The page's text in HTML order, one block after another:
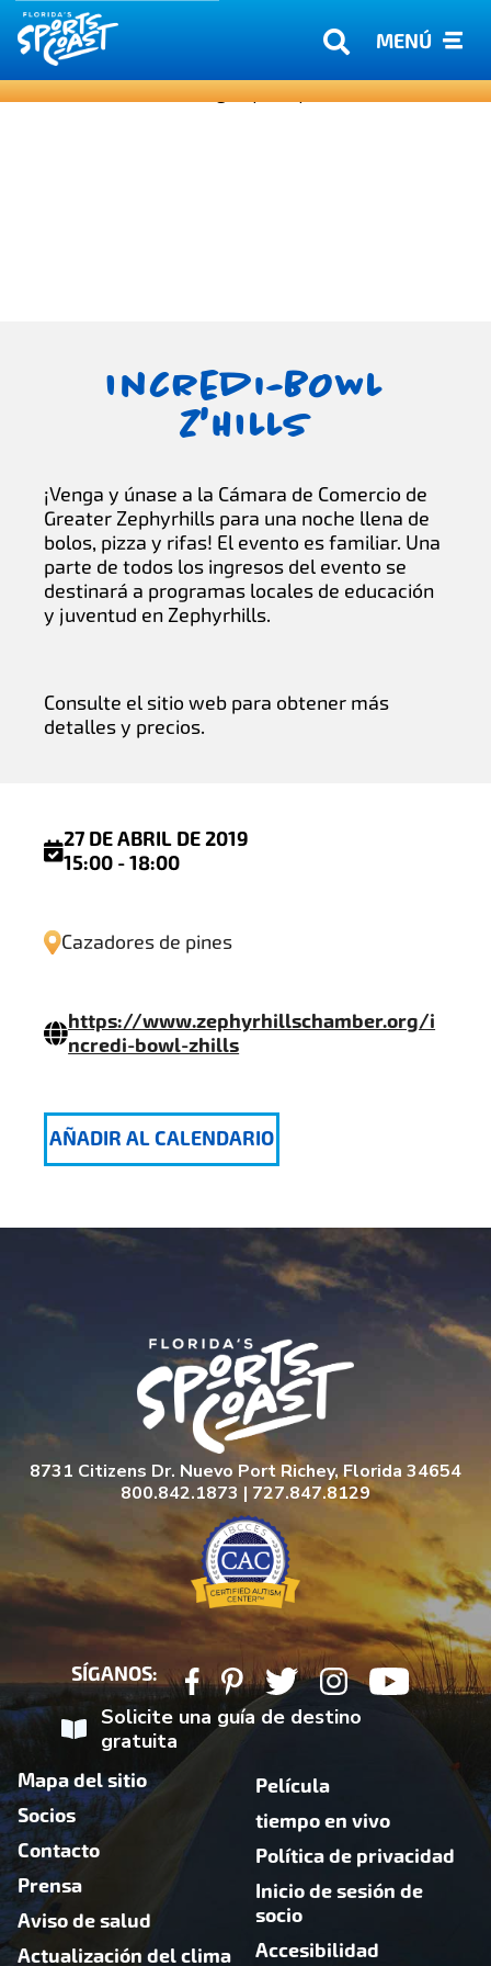
MENÚ
Incredi-BOWL
Z'HILLS
¡Venga y únase a la Cámara de Comercio de
Greater Zephyrhills para una noche llena de
bolos, pizza y rifas! El evento es familiar. Una
parte de todos los ingresos del evento se
destinará a programas locales de educación
y juventud en Zephyrhills.
Consulte el sitio web para obtener más
detalles y precios.
27 DE ABRIL DE 2019
15:00 - 18:00
Cazadores de pines
https://www.zephyrhillschamber.org/i
ncredi-bowl-zhills
AÑADIR AL CALENDARIO
8731 Citizens Dr. Nuevo Port Richey, Florida 34654
800.842.1873 | 727.847.8129
SÍGANOS:
Solicite una guía de destino
gratuita
Mapa del sitio
Socios
Contacto
Prensa
Aviso de salud
Actualización del clima
Película
tiempo en vivo
Política de privacidad
Inicio de sesión de
socio
Accesibilidad